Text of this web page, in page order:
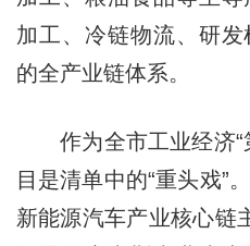
加工、冷链物流、研
的全产业链体系。
作为全市工业经济“
目是清单中的“重头戏”
新能源汽车产业核心